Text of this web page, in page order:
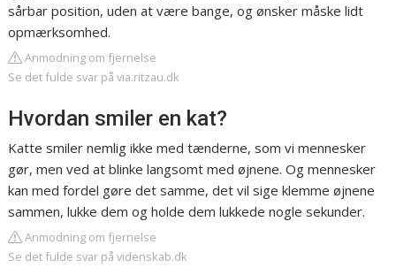
sårbar position, uden at være bange, og ønsker måske lidt
opmærksomhed.
Anmodning om fjernelse
Se det fulde svar på via.ritzau.dk
Hvordan smiler en kat?
Katte smiler nemlig ikke med tænderne, som vi mennesker
gør, men ved at blinke langsomt med øjnene. Og mennesker
kan med fordel gøre det samme, det vil sige klemme øjnene
sammen, lukke dem og holde dem lukkede nogle sekunder.
Anmodning om fjernelse
Se det fulde svar på videnskab.dk